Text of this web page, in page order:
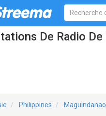
De Radio
Philippines